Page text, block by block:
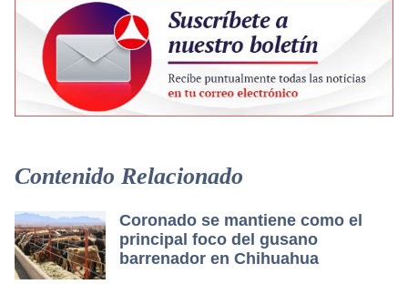
Contenido Relacionado
Coronado se mantiene como el
principal foco del gusano
barrenador en Chihuahua